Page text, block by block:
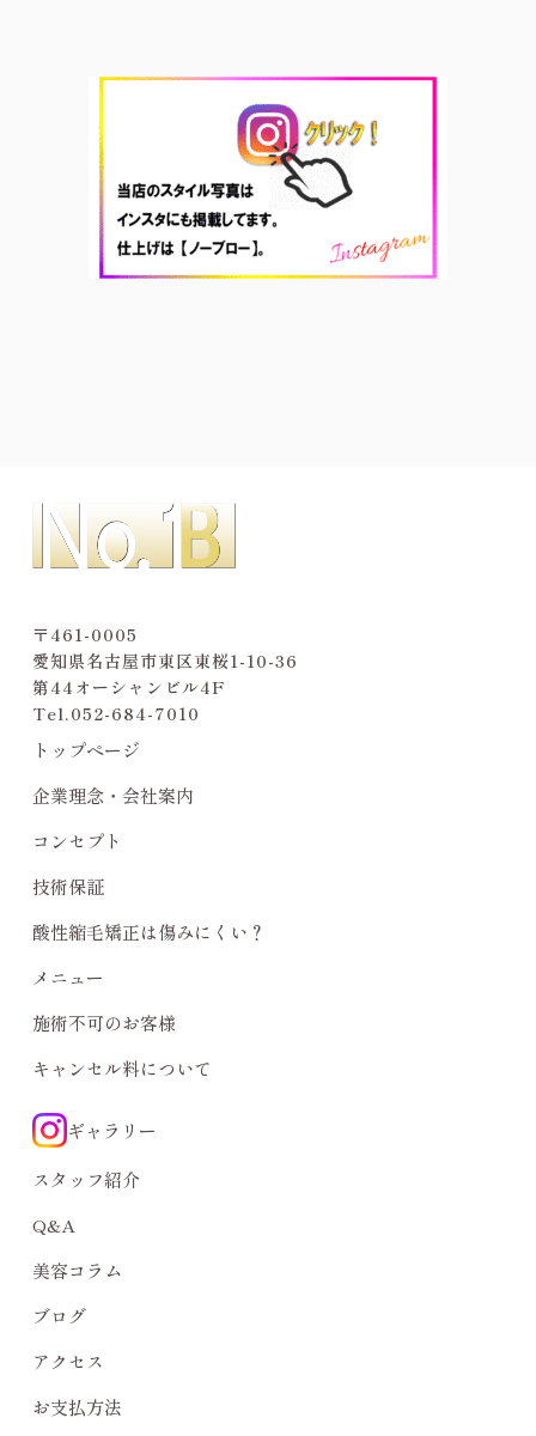
〒461-0005
愛知県名古屋市東区東桜1-10-36
第44オーシャンビル4F
Tel.052-684-7010
トップページ
企業理念・会社案内
コンセプト
技術保証
酸性縮毛矯正は傷みにくい？
メニュー
施術不可のお客様
キャンセル料について
ギャラリー
スタッフ紹介
Q&A
美容コラム
ブログ
アクセス
お支払方法